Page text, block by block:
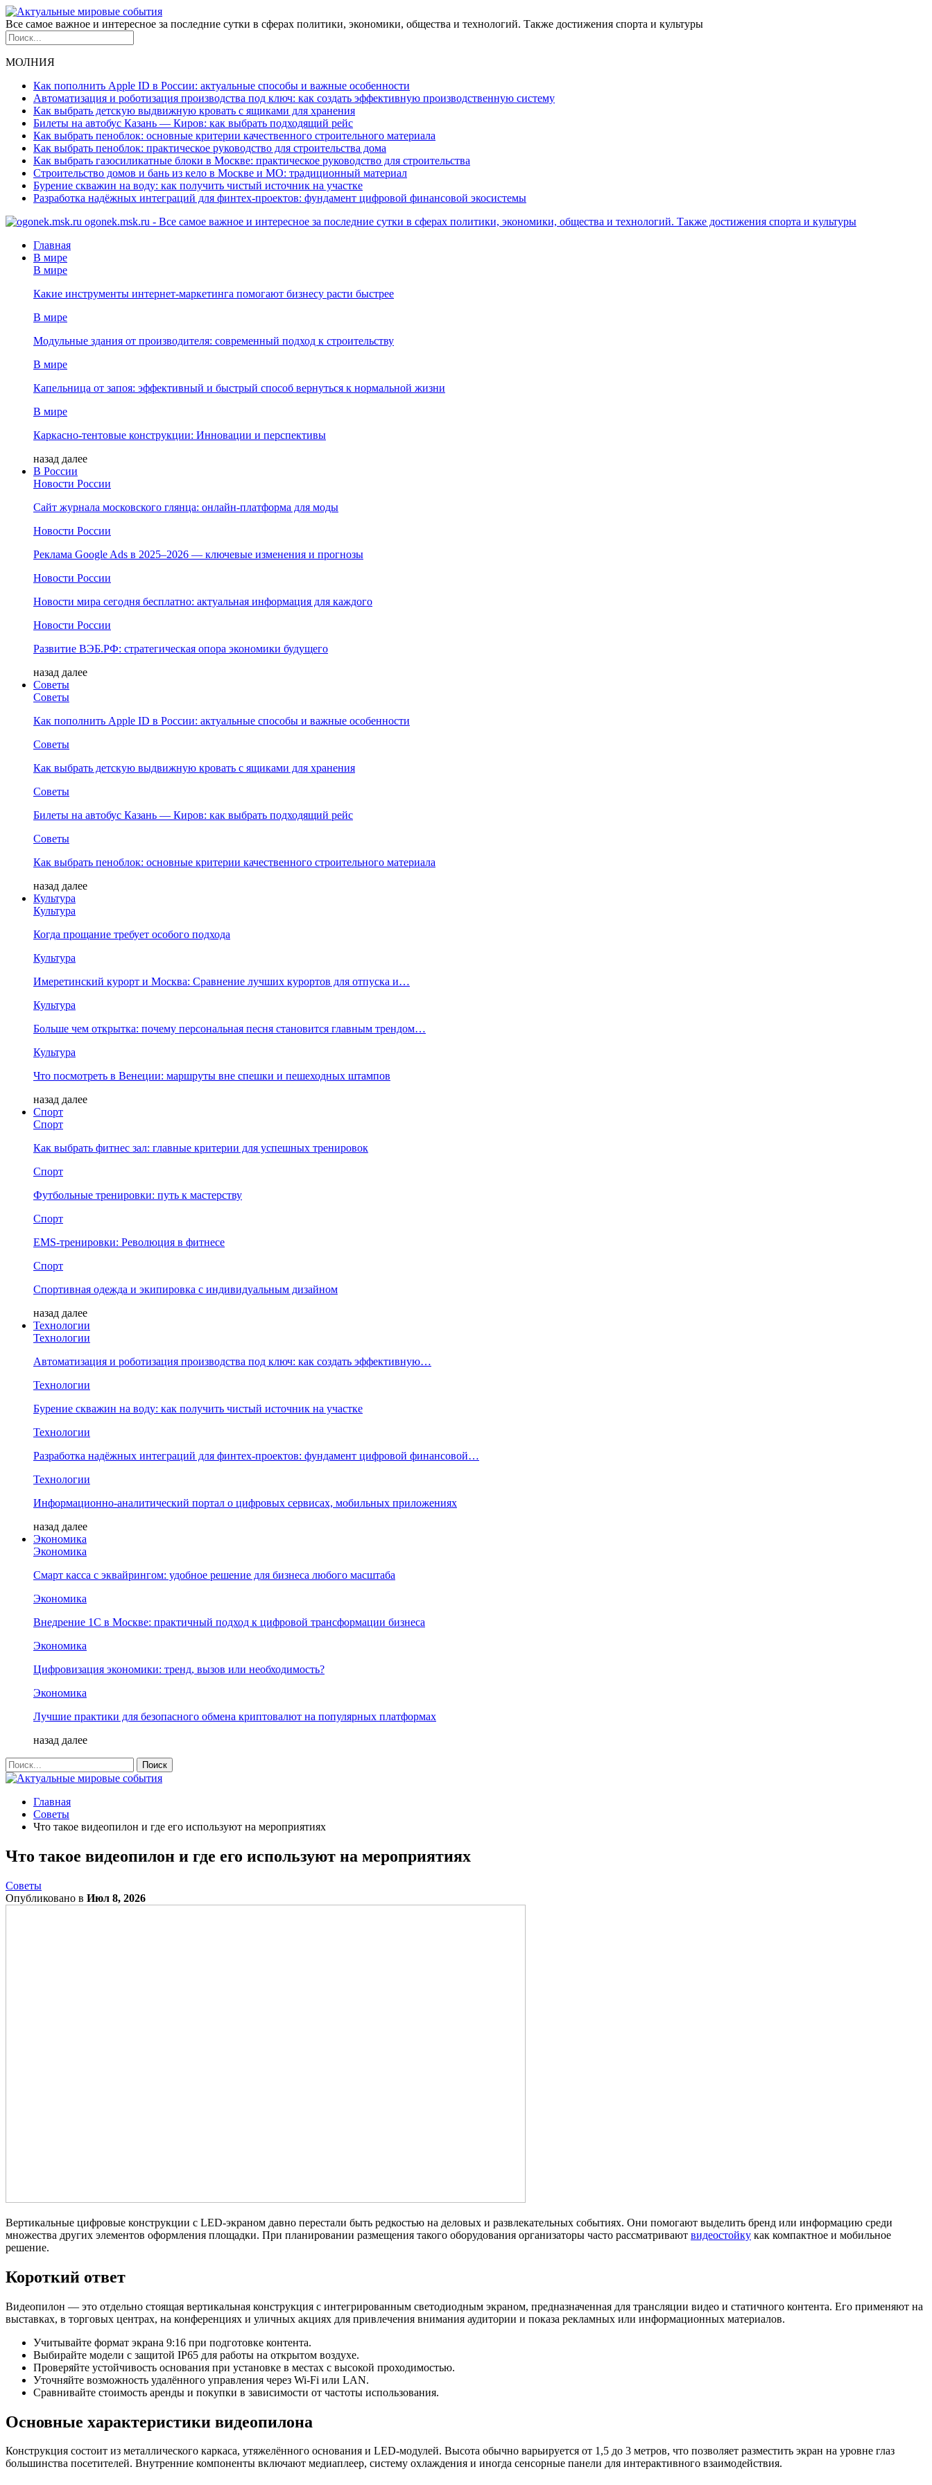
Все самое важное и интересное за последние сутки в сферах политики, экономики, общества и технологий. Также достижения спорта и культуры
МОЛНИЯ
Как пополнить Apple ID в России: актуальные способы и важные особенности
Автоматизация и роботизация производства под ключ: как создать эффективную производственную систему
Как выбрать детскую выдвижную кровать с ящиками для хранения
Билеты на автобус Казань — Киров: как выбрать подходящий рейс
Как выбрать пеноблок: основные критерии качественного строительного материала
Как выбрать пеноблок: практическое руководство для строительства дома
Как выбрать газосиликатные блоки в Москве: практическое руководство для строительства
Строительство домов и бань из кело в Москве и МО: традиционный материал
Бурение скважин на воду: как получить чистый источник на участке
Разработка надёжных интеграций для финтех-проектов: фундамент цифровой финансовой экосистемы
ogonek.msk.ru - Все самое важное и интересное за последние сутки в сферах политики, экономики, общества и технологий. Также достижения спорта и культуры
Главная
В мире
В мире
Какие инструменты интернет-маркетинга помогают бизнесу расти быстрее
В мире
Модульные здания от производителя: современный подход к строительству
В мире
Капельница от запоя: эффективный и быстрый способ вернуться к нормальной жизни
В мире
Каркасно-тентовые конструкции: Инновации и перспективы
назад далее
В России
Новости России
Сайт журнала московского глянца: онлайн‑платформа для моды
Новости России
Реклама Google Ads в 2025–2026 — ключевые изменения и прогнозы
Новости России
Новости мира сегодня бесплатно: актуальная информация для каждого
Новости России
Развитие ВЭБ.РФ: стратегическая опора экономики будущего
назад далее
Советы
Советы
Как пополнить Apple ID в России: актуальные способы и важные особенности
Советы
Как выбрать детскую выдвижную кровать с ящиками для хранения
Советы
Билеты на автобус Казань — Киров: как выбрать подходящий рейс
Советы
Как выбрать пеноблок: основные критерии качественного строительного материала
назад далее
Культура
Культура
Когда прощание требует особого подхода
Культура
Имеретинский курорт и Москва: Сравнение лучших курортов для отпуска и…
Культура
Больше чем открытка: почему персональная песня становится главным трендом…
Культура
Что посмотреть в Венеции: маршруты вне спешки и пешеходных штампов
назад далее
Спорт
Спорт
Как выбрать фитнес зал: главные критерии для успешных тренировок
Спорт
Футбольные тренировки: путь к мастерству
Спорт
EMS-тренировки: Революция в фитнесе
Спорт
Спортивная одежда и экипировка с индивидуальным дизайном
назад далее
Технологии
Технологии
Автоматизация и роботизация производства под ключ: как создать эффективную…
Технологии
Бурение скважин на воду: как получить чистый источник на участке
Технологии
Разработка надёжных интеграций для финтех-проектов: фундамент цифровой финансовой…
Технологии
Информационно-аналитический портал о цифровых сервисах, мобильных приложениях
назад далее
Экономика
Экономика
Смарт касса с эквайрингом: удобное решение для бизнеса любого масштаба
Экономика
Внедрение 1С в Москве: практичный подход к цифровой трансформации бизнеса
Экономика
Цифровизация экономики: тренд, вызов или необходимость?
Экономика
Лучшие практики для безопасного обмена криптовалют на популярных платформах
назад далее
Главная
Советы
Что такое видеопилон и где его используют на мероприятиях
Что такое видеопилон и где его используют на мероприятиях
Советы
Опубликовано в Июл 8, 2026
Вертикальные цифровые конструкции с LED-экраном давно перестали быть редкостью на деловых и развлекательных событиях. Они помогают выделить бренд или информацию среди
множества других элементов оформления площадки. При планировании размещения такого оборудования организаторы часто рассматривают видеостойку как компактное и мобильное
решение.
Короткий ответ
Видеопилон — это отдельно стоящая вертикальная конструкция с интегрированным светодиодным экраном, предназначенная для трансляции видео и статичного контента. Его применяют на
выставках, в торговых центрах, на конференциях и уличных акциях для привлечения внимания аудитории и показа рекламных или информационных материалов.
Учитывайте формат экрана 9:16 при подготовке контента.
Выбирайте модели с защитой IP65 для работы на открытом воздухе.
Проверяйте устойчивость основания при установке в местах с высокой проходимостью.
Уточняйте возможность удалённого управления через Wi-Fi или LAN.
Сравнивайте стоимость аренды и покупки в зависимости от частоты использования.
Основные характеристики видеопилона
Конструкция состоит из металлического каркаса, утяжелённого основания и LED-модулей. Высота обычно варьируется от 1,5 до 3 метров, что позволяет разместить экран на уровне глаз
большинства посетителей. Внутренние компоненты включают медиаплеер, систему охлаждения и иногда сенсорные панели для интерактивного взаимодействия.